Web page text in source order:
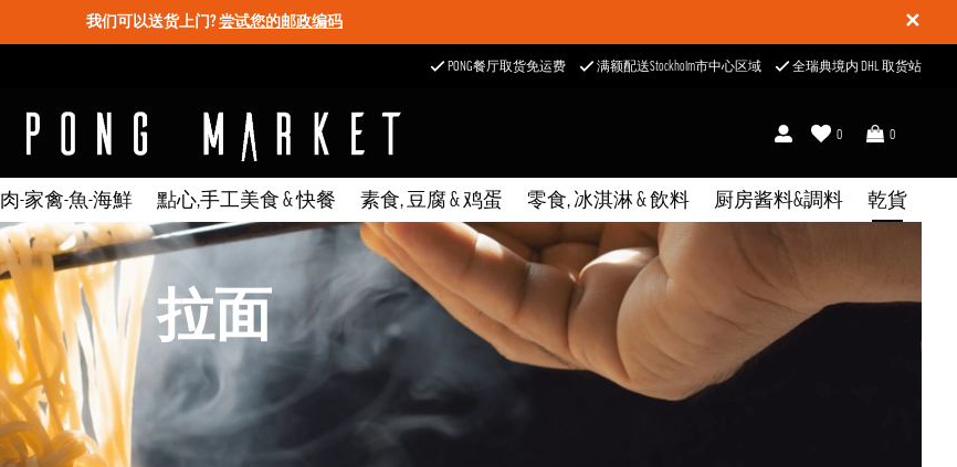
✕
我们可以送货上门?尝试您的邮政编码
PONG餐厅取货免运费 满额配送Stockholm市中心区域 全瑞典境内 DHL 取货站
0
0
肉-家禽-魚-海鮮 點心,手工美食 & 快餐 素食, 豆腐 & 鸡蛋 零食, 冰淇淋 & 飲料 厨房酱料&調料 乾貨
拉面